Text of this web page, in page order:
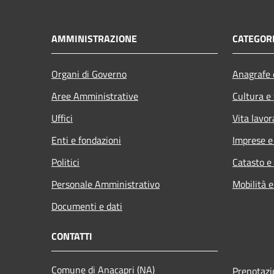
AMMINISTRAZIONE
Organi di Governo
Aree Amministrative
Uffici
Enti e fondazioni
Politici
Personale Amministrativo
Documenti e dati
Cultura
Vita
Imprese
Catasto
Mobilità
CONTATTI
Comune di Anacapri (NA)